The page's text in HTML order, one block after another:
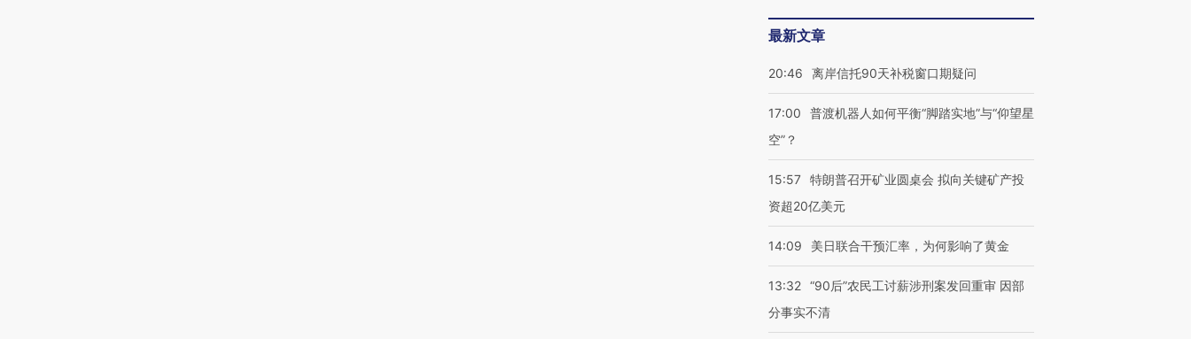
最新文章
20:46 离岸信托90天补税窗口期疑问
17:00
普渡机器人如何平衡“脚踏实地”与“仰望星
空”？
15:57 特朗普召开矿业圆桌会 拟向关键矿产投
资超20亿美元
14:09 美日联合干预汇率，为何影响了黄金
13:32 “90后”农民工讨薪涉刑案发回重审 因部
分事实不清